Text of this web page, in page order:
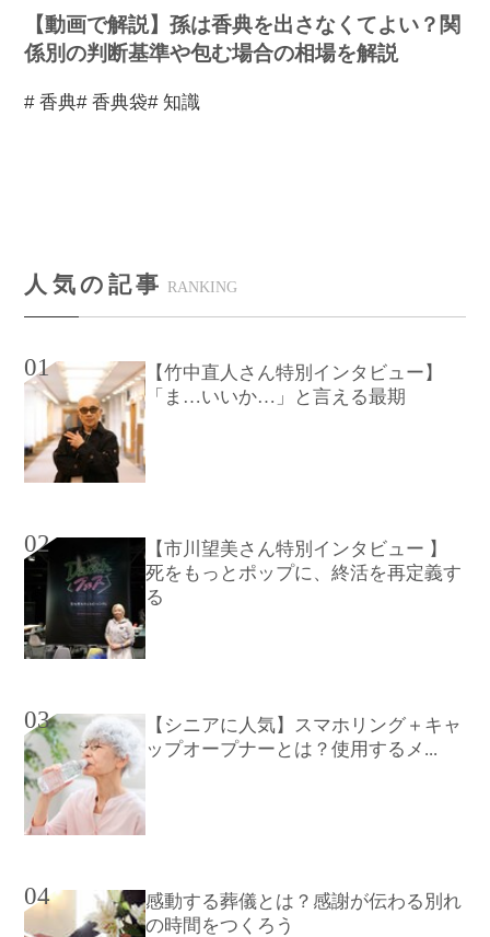
【動画で解説】孫は香典を出さなくてよい？関
係別の判断基準や包む場合の相場を解説
# 香典# 香典袋# 知識
人気の記事 RANKING
01
【竹中直人さん特別インタビュー】
「ま…いいか…」と言える最期
02
【市川望美さん特別インタビュー 】
死をもっとポップに、終活を再定義す
る
03
【シニアに人気】スマホリング＋キャ
ップオープナーとは？使用するメ...
04
感動する葬儀とは？感謝が伝わる別れ
の時間をつくろう